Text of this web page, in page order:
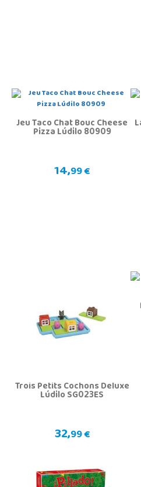
Jeu Taco Chat Bouc Cheese
Pizza Lúdilo 80909
14,99 €
Trois Petits Cochons Deluxe
Lúdilo SG023ES
32,99 €